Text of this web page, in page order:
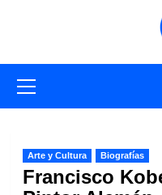
primario
Arte y Cultura Biografías
Francisco